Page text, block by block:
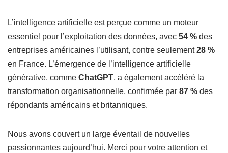
L’intelligence artificielle est perçue comme un moteur
essentiel pour l’exploitation des données, avec 54 % des
entreprises américaines l’utilisant, contre seulement28 %
en France. L’émergence de l’intelligence artificielle
générative, comme ChatGPT, a également accéléré la
transformation organisationnelle, confirmée par 87 % des
répondants américains et britanniques.
Nous avons couvert un large éventail de nouvelles
passionnantes aujourd’hui. Merci pour votre attention et